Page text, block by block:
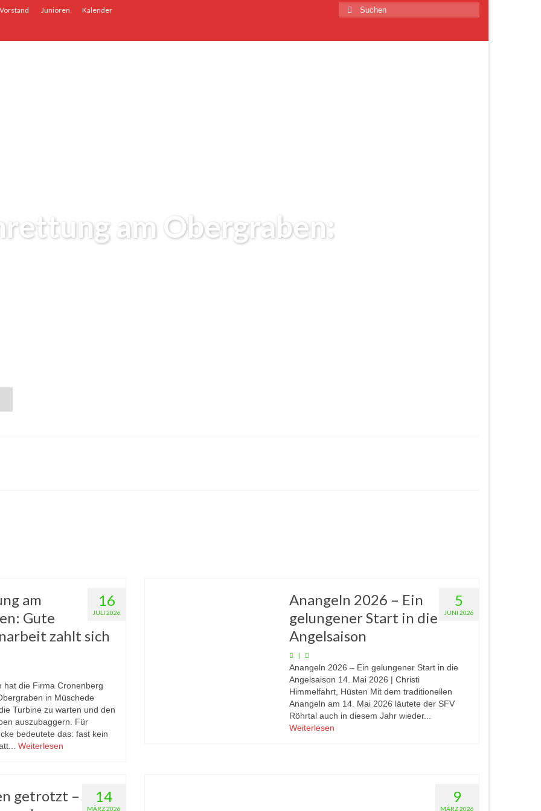
Vorstand Junioren Kalender
Suchen
nach:
am Obergraben:
16
JULI 2026
am
Gute
zahlt sich
hat die Firma Cronenberg
in Müschede
Turbine zu warten und den
auszubaggern. Für
bedeutete das: fast kein
Weiterlesen
5
JUNI 2026
Anangeln 2026 – Ein
gelungener Start in die
Angelsaison
|
Anangeln 2026 – Ein gelungener Start in die
Angelsaison 14. Mai 2026 | Christi
Himmelfahrt, Hüsten Mit dem traditionellen
Anangeln am 14. Mai 2026 läutete der SFV
Röhrtal auch in diesem Jahr wieder...
Weiterlesen
14
MÄRZ 2026
getrotzt –
9
MÄRZ 2026